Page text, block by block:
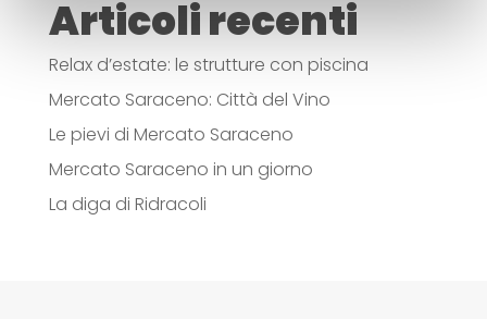
Articoli recenti
Relax d’estate: le strutture con piscina
Mercato Saraceno: Città del Vino
Le pievi di Mercato Saraceno
Mercato Saraceno in un giorno
La diga di Ridracoli